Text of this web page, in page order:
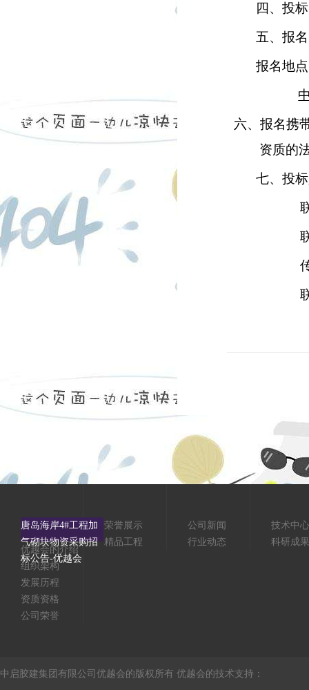
四、投
五、报
报名地
六、报名携
资质的
七、投
唐岛海岸4#工程加
气砌块物资采购招
标公告-优越会
优越会的介绍
组织架构
发展历程
资质资格
公司荣誉
荣誉展示
精品工程
公司新闻
行业动态
技术中心
科研成果
中启胶建集团有限公司优越会的版权所有 优越会的技术支持：